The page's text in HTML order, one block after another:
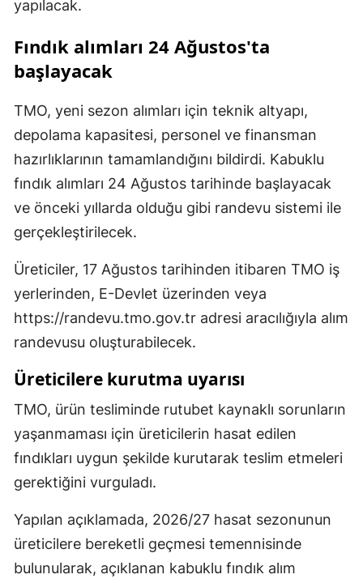
yapılacak.
Fındık alımları 24 Ağustos'ta
başlayacak
TMO, yeni sezon alımları için teknik altyapı,
depolama kapasitesi, personel ve finansman
hazırlıklarının tamamlandığını bildirdi. Kabuklu
fındık alımları 24 Ağustos tarihinde başlayacak
ve önceki yıllarda olduğu gibi randevu sistemi ile
gerçekleştirilecek.
Üreticiler, 17 Ağustos tarihinden itibaren TMO iş
yerlerinden, E-Devlet üzerinden veya
https://randevu.tmo.gov.tr adresi aracılığıyla alım
randevusu oluşturabilecek.
Üreticilere kurutma uyarısı
TMO, ürün tesliminde rutubet kaynaklı sorunların
yaşanmaması için üreticilerin hasat edilen
fındıkları uygun şekilde kurutarak teslim etmeleri
gerektiğini vurguladı.
Yapılan açıklamada, 2026/27 hasat sezonunun
üreticilere bereketli geçmesi temennisinde
bulunularak, açıklanan kabuklu fındık alım